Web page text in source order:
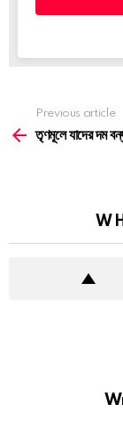
more
Previous article
তৃণমূলে যাদের দম